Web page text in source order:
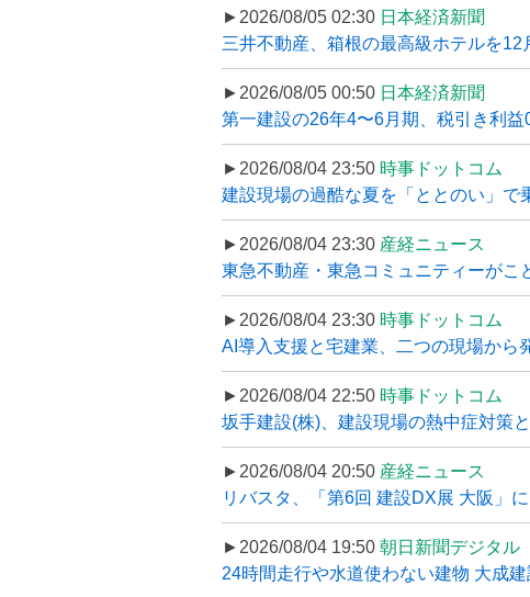
►2026/08/05 02:30 日本経済新聞
三井不動産、箱根の最高級ホテルを
►2026/08/05 00:50 日本経済新聞
第一建設の26年4〜6月期、税引き利益
►2026/08/04 23:50 時事ドットコム
建設現場の過酷な夏を「ととのい」で
►2026/08/04 23:30 産経ニュース
東急不動産・東急コミュニティーがこ
►2026/08/04 23:30 時事ドットコム
AI導入支援と宅建業、二つの現場から
►2026/08/04 22:50 時事ドットコム
坂手建設(株)、建設現場の熱中症対策
►2026/08/04 20:50 産経ニュース
リバスタ、「第6回 建設DX展 大阪」
►2026/08/04 19:50 朝日新聞デジタル
24時間走行や水道使わない建物 大成